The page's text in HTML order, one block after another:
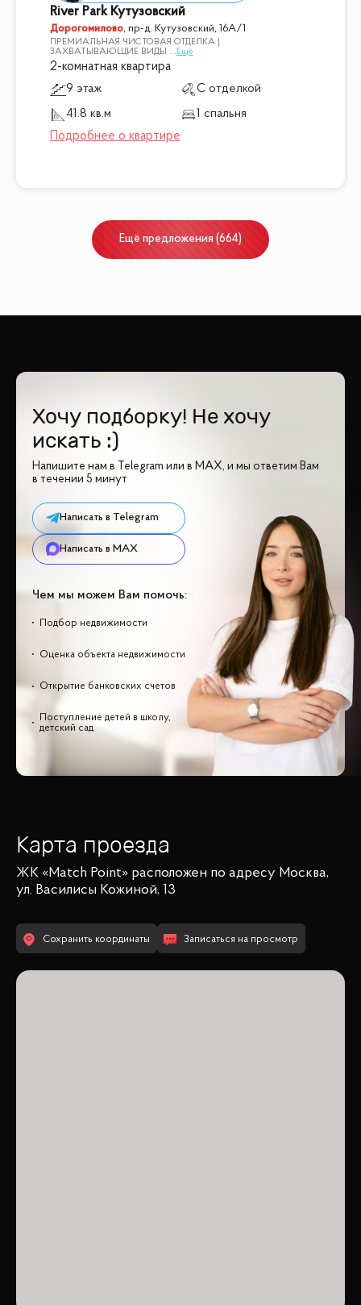
River Park Кутузовский
Дорогомилово, пр-д. Кутузовский, 16А/1
ПРЕМИАЛЬНАЯ ЧИСТОВАЯ ОТДЕЛКА |
ЗАХВАТЫВАЮЩИЕ ВИДЫ ... Ещё
2-комнатная квартира
9 этаж
С отделкой
41.8 кв.м
1 спальня
Ещё предложения (664)
Хочу подборку! Не хочу
искать :)
Напишите нам в Telegram или в MAX, и мы ответим Вам
в течении 5 минут
Написать в Telegram
Написать в MAX
Чем мы можем Вам помочь:
Подбор недвижимости
Оценка объекта недвижимости
Открытие банковских счетов
Поступление детей в школу,
детский сад
Карта проезда
ЖК «Match Point» расположен по адресу Москва,
ул. Василисы Кожиной, 13
Сохранить координаты Записаться на просмотр